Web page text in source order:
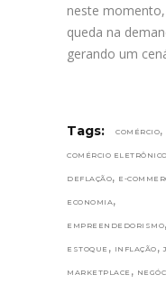
neste
queda na
gerando um
Tags: COMÉRCIO,
COMÉRCIO ELETRÔNICO
DEFLAÇÃO, E-
ECONOMIA ,
EMPREENDEDORISMO,
ESTOQUE , INFLAÇÃO ,
MARKETPLACE ,